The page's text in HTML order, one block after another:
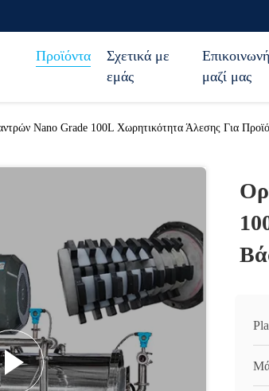
Προϊόντα
Σχετικά με
εμάς
μαζί μας
Nano Grade 100L Χωρητικότητα Άλεσης Για